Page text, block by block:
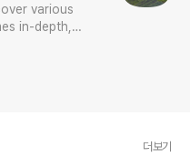
various
in-depth,
sense or
더보기